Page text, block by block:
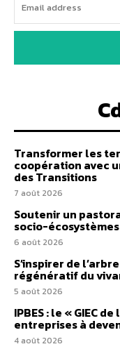
Transformer les
coopération avec
des Transitions
7 août 2026
Soutenir un
socio-
6 août 2026
S’inspirer de
régénératif du
5 août 2026
IPBES : le « GIEC
entreprises à
4 août 2026